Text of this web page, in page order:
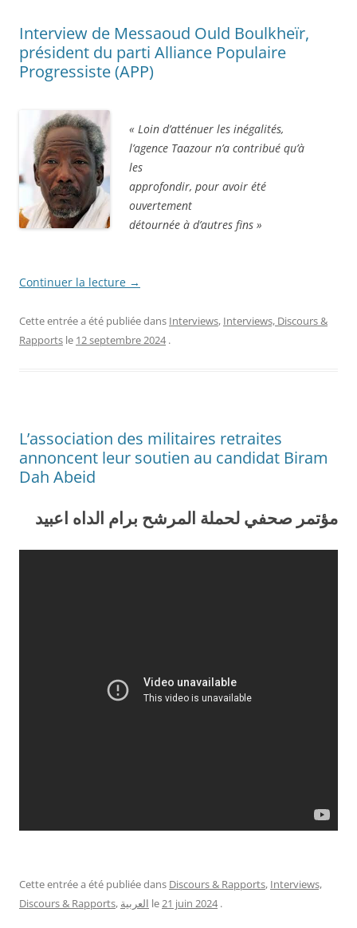
Interview de Messaoud Ould Boulkheïr,
président du parti Alliance Populaire
Progressiste (APP)
« Loin d’atténuer les inégalités,
l’agence Taazour n’a contribué qu’à
les
approfondir, pour avoir été
ouvertement
détournée à d’autres fins »
Continuer la lecture →
Cette entrée a été publiée dans Interviews, Interviews, Discours &
Rapports le 12 septembre 2024 .
L’association des militaires retraites
annoncent leur soutien au candidat Biram
Dah Abeid
مؤتمر صحفي لحملة المرشح برام الداه اعبيد
Cette entrée a été publiée dans Discours & Rapports, Interviews,
Discours & Rapports, العربية le21 juin 2024 .